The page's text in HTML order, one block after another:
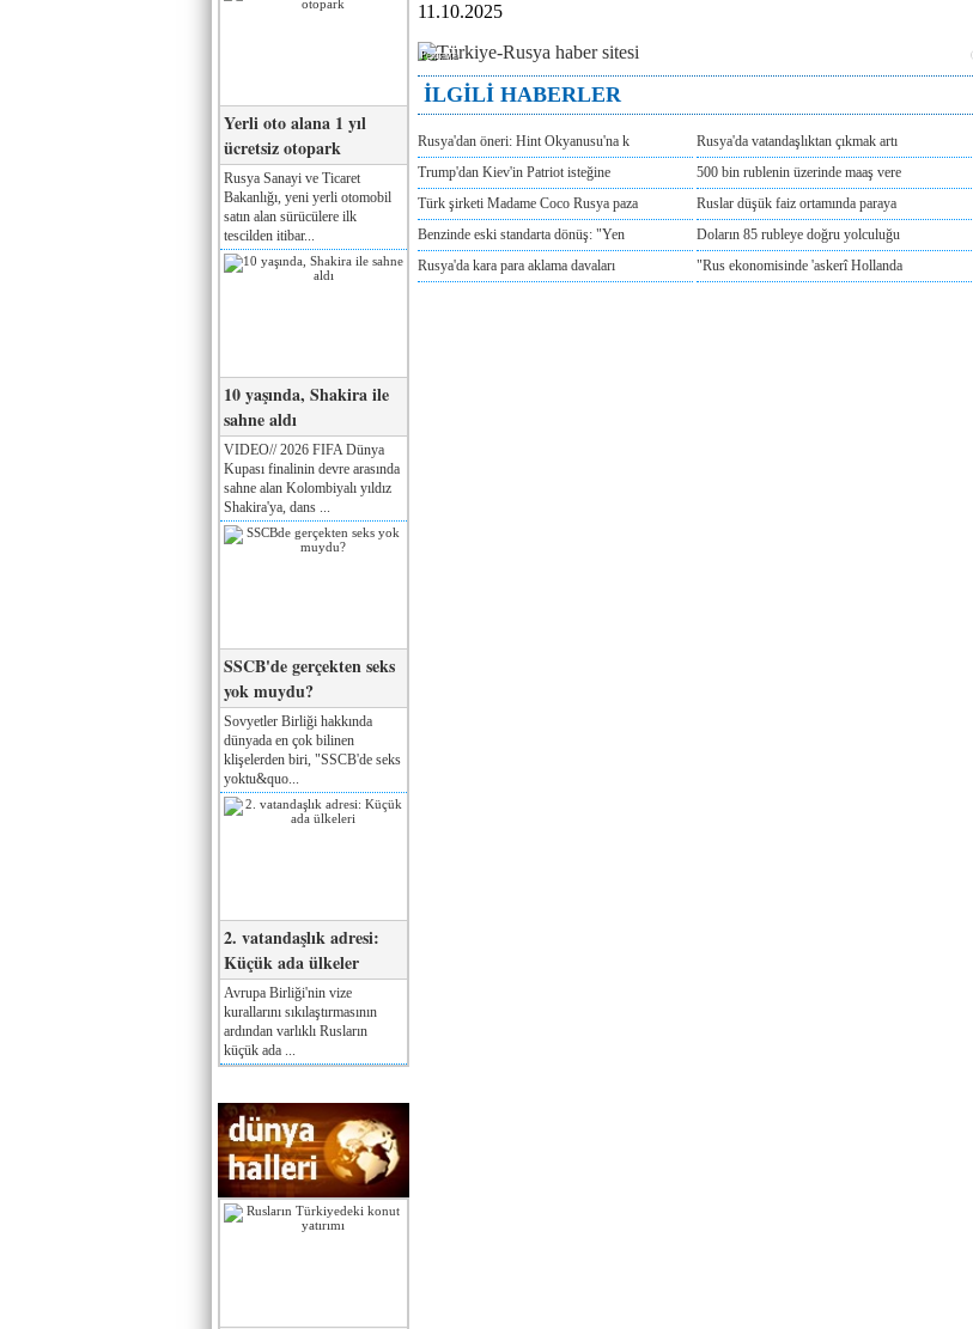
Yerli oto alana 1 yıl
ücretsiz otopark
Rusya Sanayi ve Ticaret
Bakanlığı, yeni yerli otomobil
satın alan sürücülere ilk
tescilden itibar...
10 yaşında, Shakira ile
sahne aldı
VIDEO// 2026 FIFA Dünya
Kupası finalinin devre arasında
sahne alan Kolombiyalı yıldız
Shakira'ya, dans ...
SSCB'de gerçekten seks
yok muydu?
Sovyetler Birliği hakkında
dünyada en çok bilinen
klişelerden biri, "SSCB'de seks
yoktu&quo...
2. vatandaşlık adresi:
Küçük ada ülkeler
Avrupa Birliği'nin vize
kurallarını sıkılaştırmasının
ardından varlıklı Rusların
küçük ada ...
11.10.2025
Реклама
İLGİLİ HABERLER
Rusya'dan öneri: Hint Okyanusu'na k
Rusya'da vatandaşlıktan çıkmak artı
Trump'dan Kiev'in Patriot isteğine
500 bin rublenin üzerinde maaş vere
Türk şirketi Madame Coco Rusya paza
Ruslar düşük faiz ortamında paraya
Benzinde eski standarta dönüş: "Yen
Doların 85 rubleye doğru yolculuğu
Rusya'da kara para aklama davaları
"Rus ekonomisinde 'askerî Hollanda